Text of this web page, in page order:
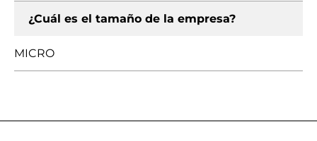
¿Cuál es el tamaño de la empresa?
MICRO